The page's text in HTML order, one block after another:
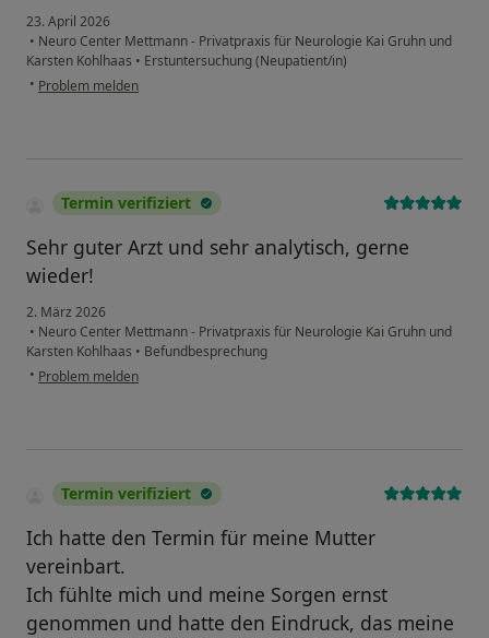
23. April 2026
• Neuro Center Mettmann - Privatpraxis für Neurologie Kai Gruhn und
Karsten Kohlhaas • Erstuntersuchung (Neupatient/in)
• Problem melden
Termin verifiziert
Sehr guter Arzt und sehr analytisch, gerne
wieder!
2. März 2026
• Neuro Center Mettmann - Privatpraxis für Neurologie Kai Gruhn und
Karsten Kohlhaas • Befundbesprechung
• Problem melden
Termin verifiziert
Ich hatte den Termin für meine Mutter
vereinbart.
Ich fühlte mich und meine Sorgen ernst
genommen und hatte den Eindruck, das meine